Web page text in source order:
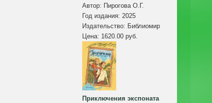
Автор: Пирогова О.Г.
Год издания: 2025
Издательство: Библиомир
Цена: 1620.00 руб.
Приключения экспоната